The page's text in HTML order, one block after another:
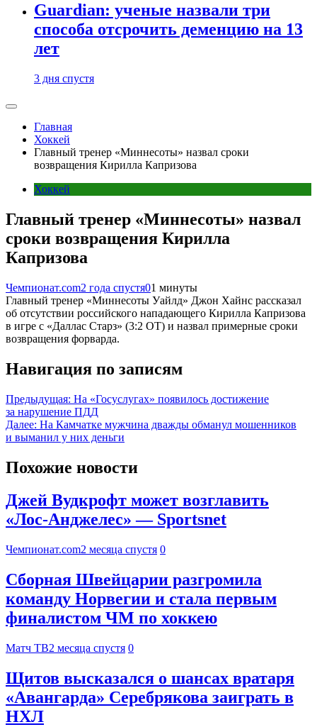
Guardian: ученые назвали три
способа отсрочить деменцию на 13
лет
3 дня спустя
Главная
Хоккей
Главный тренер «Миннесоты» назвал сроки
возвращения Кирилла Капризова
Хоккей
Главный тренер «Миннесоты» назвал
сроки возвращения Кирилла
Капризова
Чемпионат.com2 года спустя01 минуты
Главный тренер «Миннесоты Уайлд» Джон Хайнс рассказал
об отсутствии российского нападающего Кирилла Капризова
в игре с «Даллас Старз» (3:2 ОТ) и назвал примерные сроки
возвращения форварда.
Навигация по записям
Предыдущая: На «Госуслугах» появилось достижение
за нарушение ПДД
Далее: На Камчатке мужчина дважды обманул мошенников
и выманил у них деньги
Похожие новости
Джей Вудкрофт может возглавить
«Лос-Анджелес» — Sportsnet
Чемпионат.com2 месяца спустя 0
Сборная Швейцарии разгромила
команду Норвегии и стала первым
финалистом ЧМ по хоккею
Матч ТВ2 месяца спустя 0
Щитов высказался о шансах вратаря
«Авангарда» Серебрякова заиграть в
НХЛ